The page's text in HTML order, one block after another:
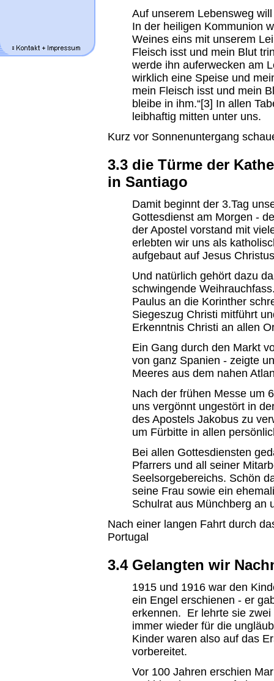
Auf unserem Lebensweg
In der heiligen Kommunion
Weines eins mit unserem
Fleisch isst und mein Blut
werde ihn auferwecken am
wirklich eine Speise und
mein Fleisch isst und mein
bleibe in ihm.“[3] In allen
leibhaftig mitten unter uns.
Kurz vor Sonnenuntergang
3.3 die Türme der
in Santiago
Damit beginnt der 3.Tag
Gottesdienst am Morgen -
der Apostel vorstand mit
erlebten wir uns als
aufgebaut auf Jesus
Und natürlich gehört dazu
schwingende
Paulus an die Korinther
Siegeszug Christi mitführt
Erkenntnis Christi an allen
Ein Gang durch den Markt
von ganz Spanien - zeigte
Meeres aus dem nahen
Nach der frühen Messe um
uns vergönnt ungestört in
des Apostels Jakobus zu
um Fürbitte in allen
Bei allen Gottesdiensten
Pfarrers und all seiner
Seelsorgebereichs. Schön
seine Frau sowie ein
Schulrat aus Münchberg an
Nach einer langen Fahrt durch
Portugal
3.4 Gelangten wir
1915 und 1916 war den
ein Engel erschienen - er
erkennen. Er lehrte sie
immer wieder für die
Kinder waren also auf das
vorbereitet.
Vor 100 Jahren erschien